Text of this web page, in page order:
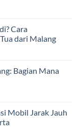
Cara
dari Malang
Bagian Mana
Mobil Jarak Jauh